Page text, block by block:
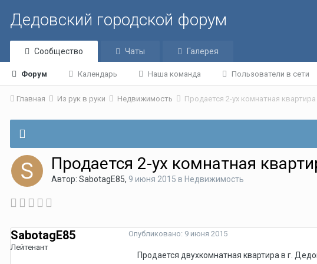
Дедовский городской форум
Сообщество
Форум Календарь Наша команда Пользователи в сети
Чаты Галерея
Главная Из рук в руки Недвижимость Продается 2-ух комнатная квартира
Продается 2-ух комнатная
Автор: SabotagE85, 9 июня 2015 в Недвижимость
SabotagE85
Лейтенант
Опубликовано: 9 июня 2015
Продается двухкомнатная квартира в г.